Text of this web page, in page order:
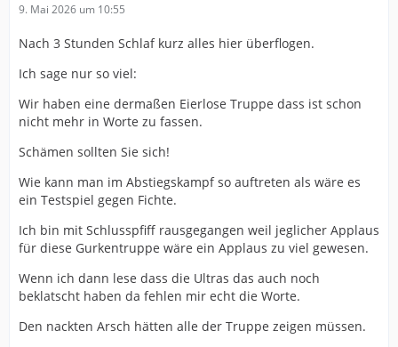
9. Mai 2026 um 10:55
Nach 3 Stunden Schlaf kurz alles hier überflogen.
Ich sage nur so viel:
Wir haben eine dermaßen Eierlose Truppe dass ist schon
nicht mehr in Worte zu fassen.
Schämen sollten Sie sich!
Wie kann man im Abstiegskampf so auftreten als wäre es
ein Testspiel gegen Fichte.
Ich bin mit Schlusspfiff rausgegangen weil jeglicher Applaus
für diese Gurkentruppe wäre ein Applaus zu viel gewesen.
Wenn ich dann lese dass die Ultras das auch noch
beklatscht haben da fehlen mir echt die Worte.
Den nackten Arsch hätten alle der Truppe zeigen müssen.